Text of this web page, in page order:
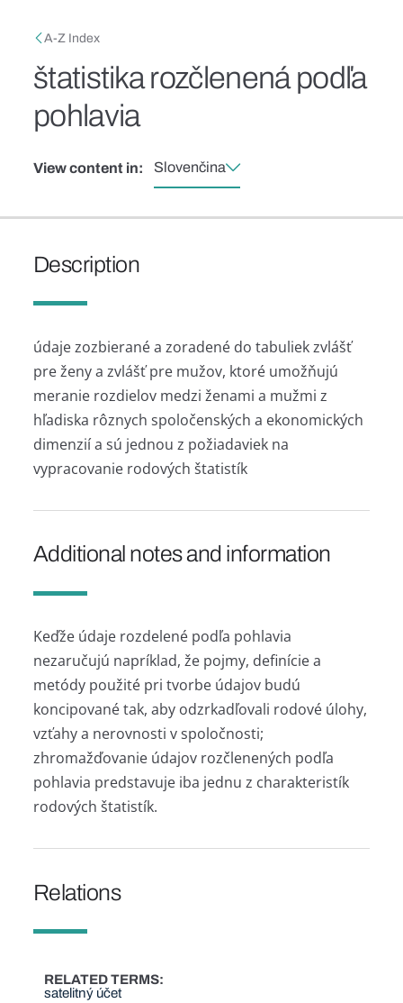
Breadcrumb
A-Z Index
štatistika rozčlenená podľa
pohlavia
View content in: Slovenčina
Description
údaje zozbierané a zoradené do tabuliek zvlášť
pre ženy a zvlášť pre mužov, ktoré umožňujú
meranie rozdielov medzi ženami a mužmi z
hľadiska rôznych spoločenských a ekonomických
dimenzií a sú jednou z požiadaviek na
vypracovanie rodových štatistík
Additional notes and information
Keďže údaje rozdelené podľa pohlavia
nezaručujú napríklad, že pojmy, definície a
metódy použité pri tvorbe údajov budú
koncipované tak, aby odzrkadľovali rodové úlohy,
vzťahy a nerovnosti v spoločnosti;
zhromažďovanie údajov rozčlenených podľa
pohlavia predstavuje iba jednu z charakteristík
rodových štatistík.
Relations
RELATED TERMS
satelitný účet